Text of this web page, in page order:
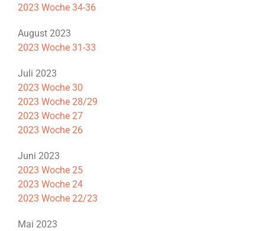
2023 Woche 34-36
August 2023
2023 Woche 31-33
Juli 2023
2023 Woche 30
2023 Woche 28/29
2023 Woche 27
2023 Woche 26
Juni 2023
2023 Woche 25
2023 Woche 24
2023 Woche 22/23
Mai 2023